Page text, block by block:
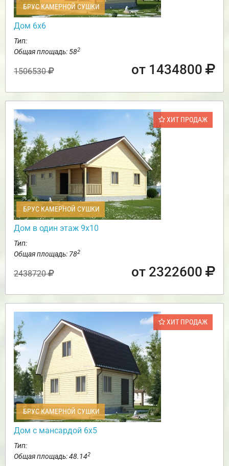
БРУС КАМЕРНОЙ СУШКИ
Дом 6х6
Тип:
Общая площадь: 582
1506530 от 1434800
ХИТ ПРОДАЖ
БРУС КАМЕРНОЙ СУШКИ
Дом в один этаж 9х10
Тип:
Общая площадь: 782
2438720 от 2322600
ХИТ ПРОДАЖ
БРУС КАМЕРНОЙ СУШКИ
Дом с мансардой 6х5
Тип:
Общая площадь: 48.142